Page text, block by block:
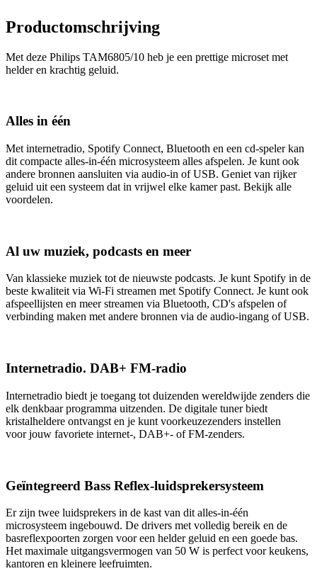
Productomschrijving
Met deze Philips TAM6805/10 heb je een prettige microset met
helder en krachtig geluid.
Alles in één
Met internetradio, Spotify Connect, Bluetooth en een cd-speler kan
dit compacte alles-in-één microsysteem alles afspelen. Je kunt ook
andere bronnen aansluiten via audio-in of USB. Geniet van rijker
geluid uit een systeem dat in vrijwel elke kamer past. Bekijk alle
voordelen.
Al uw muziek, podcasts en meer
Van klassieke muziek tot de nieuwste podcasts. Je kunt Spotify in de
beste kwaliteit via Wi-Fi streamen met Spotify Connect. Je kunt ook
afspeellijsten en meer streamen via Bluetooth, CD's afspelen of
verbinding maken met andere bronnen via de audio-ingang of USB.
Internetradio. DAB+ FM-radio
Internetradio biedt je toegang tot duizenden wereldwijde zenders die
elk denkbaar programma uitzenden. De digitale tuner biedt
kristalheldere ontvangst en je kunt voorkeuzezenders instellen
voor jouw favoriete internet-, DAB+- of FM-zenders.
Geïntegreerd Bass Reflex-luidsprekersysteem
Er zijn twee luidsprekers in de kast van dit alles-in-één
microsysteem ingebouwd. De drivers met volledig bereik en de
basreflexpoorten zorgen voor een helder geluid en een goede bas.
Het maximale uitgangsvermogen van 50 W is perfect voor keukens,
kantoren en kleinere leefruimten.